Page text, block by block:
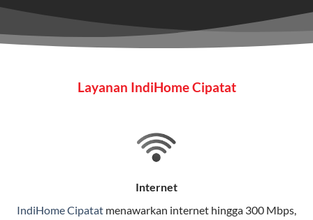
maupun individu yang membutuhkan konektivitas dan
hiburan berkualitas tinggi.
pengguna rumah dan bisnis.
stabil, dan memiliki berbagai pilihan paket IndiHome
Layanan IndiHome Cipatat
Internet
IndiHome Cipatat menawarkan internet hingga 300 Mbps,